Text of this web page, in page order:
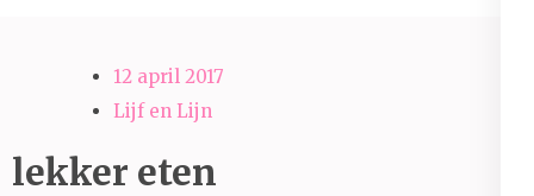
12 april 2017
Lijf en Lijn
lekker eten